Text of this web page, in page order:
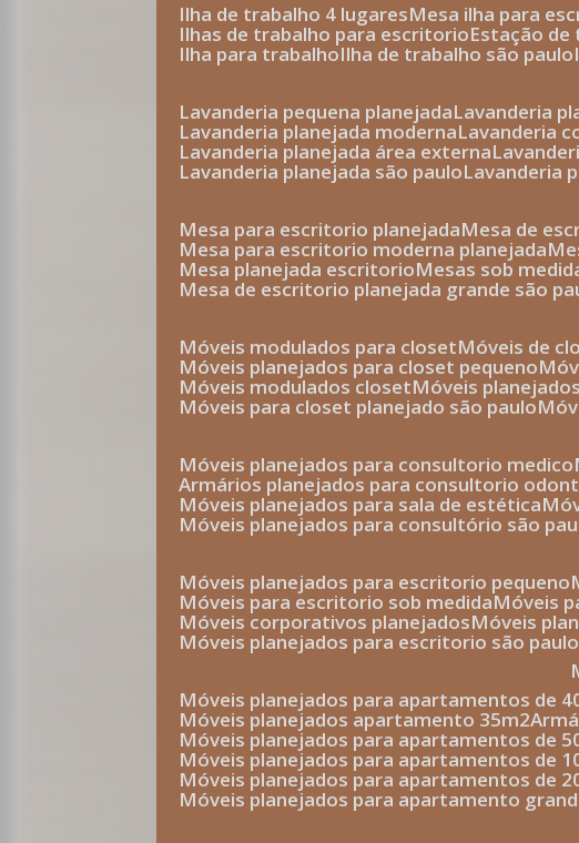
ilha de trabalho 4 lugares
mesa ilha para
ilhas de trabalho para escritorio estação
ilha para trabalho ilha de trabalho são paulo
lavanderia pequena planejada lavanderia
lavanderia planejada moderna lavanderia
lavanderia planejada área externa
lavanderia planejada são paulo lavanderia
mesa para escritorio planejada
mesa de
mesa para escritorio moderna planejada
mesa planejada escritorio mesas sob
mesa de escritorio planejada grande são
móveis modulados para closet
móveis de
móveis planejados para closet pequeno
móveis modulados closet móveis
móveis para closet planejado são paulo
móveis planejados para consultorio medico
armários planejados para consultorio
móveis planejados para sala de estética
móveis planejados para consultório são
móveis planejados para escritorio pequeno
móveis para escritorio sob medida
móveis corporativos planejados móveis
móveis planejados para escritorio são paulo
móveis planejados para apartamentos de
móveis planejados apartamento 35m2
móveis planejados para apartamentos de
móveis planejados para apartamentos de
móveis planejados para apartamentos de
móveis planejados para apartamento